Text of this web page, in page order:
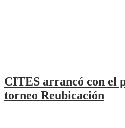
CITES arrancó con el
torneo Reubicación